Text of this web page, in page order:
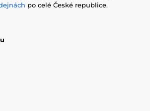
po celé České republice.